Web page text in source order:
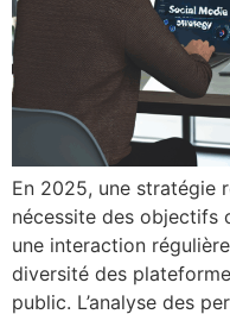
En 2025, une stratégie
nécessite des objectifs
une interaction
diversité des
public. L’analyse des